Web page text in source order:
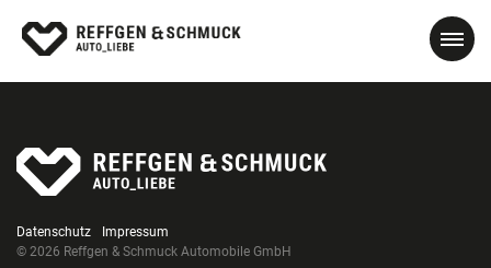
Datenschutz
Impressum
© 2026 Reffgen & Schmuck Automobile GmbH